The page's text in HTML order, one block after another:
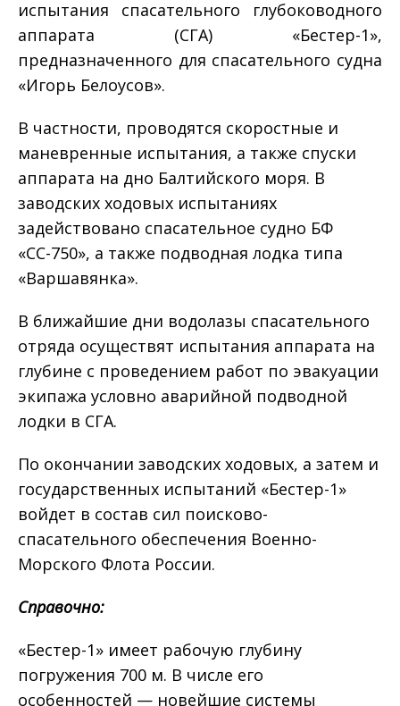
испытания спасательного глубоководного
аппарата (СГА) «Бестер-1»,
предназначенного для спасательного судна
«Игорь Белоусов».
В частности, проводятся скоростные и
маневренные испытания, а также спуски
аппарата на дно Балтийского моря. В
заводских ходовых испытаниях
задействовано спасательное судно БФ
«СС-750», а также подводная лодка типа
«Варшавянка».
В ближайшие дни водолазы спасательного
отряда осуществят испытания аппарата на
глубине с проведением работ по эвакуации
экипажа условно аварийной подводной
лодки в СГА.
По окончании заводских ходовых, а затем и
государственных испытаний «Бестер-1»
войдет в состав сил поисково-
спасательного обеспечения Военно-
Морского Флота России.
Справочно:
«Бестер-1» имеет рабочую глубину
погружения 700 м. В числе его
особенностей — новейшие системы